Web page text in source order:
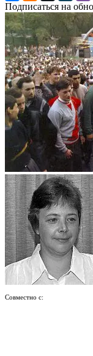
Подписаться на
Совместно с: